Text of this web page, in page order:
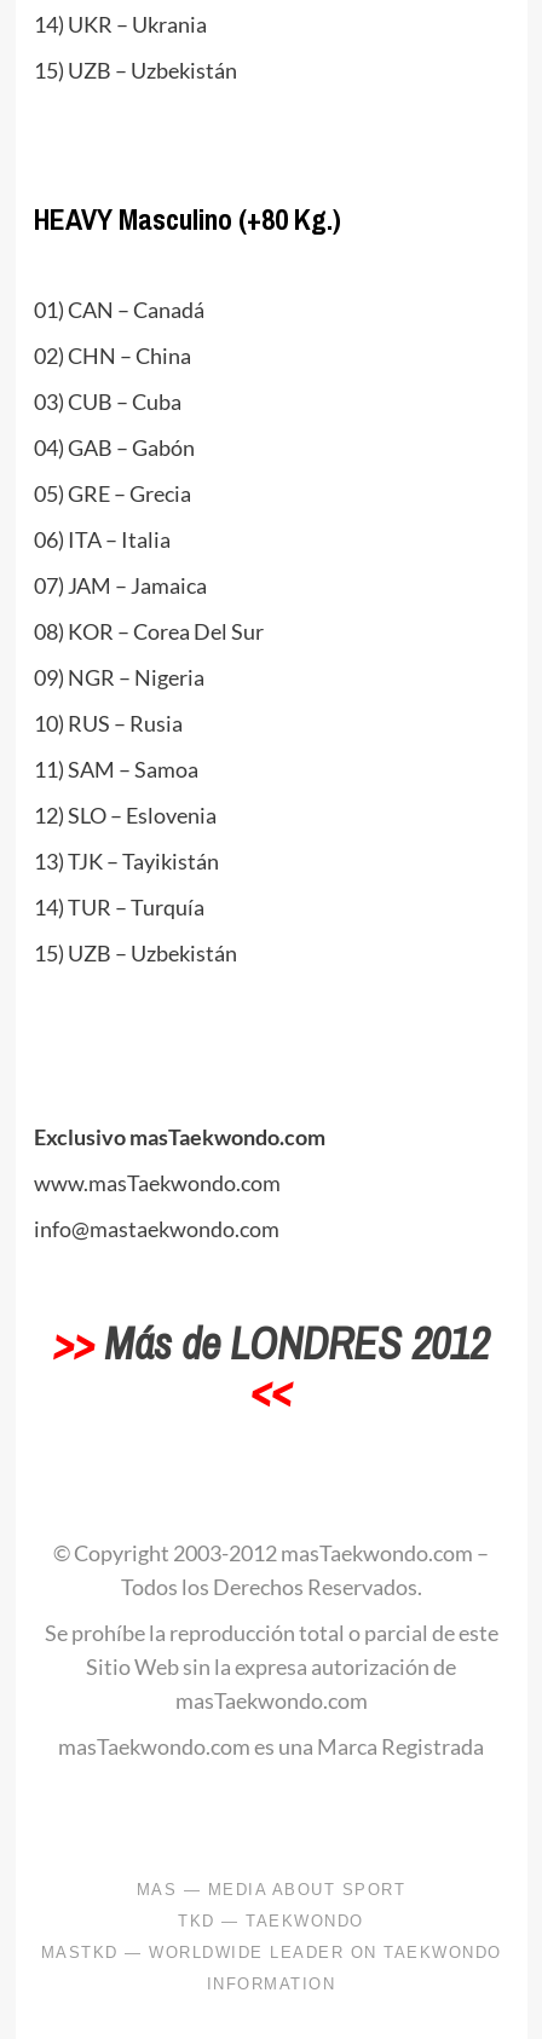
14) UKR – Ukrania
15) UZB – Uzbekistán
HEAVY Masculino (+80 Kg.)
01) CAN – Canadá
02) CHN – China
03) CUB – Cuba
04) GAB – Gabón
05) GRE – Grecia
06) ITA – Italia
07) JAM – Jamaica
08) KOR – Corea Del Sur
09) NGR – Nigeria
10) RUS – Rusia
11) SAM – Samoa
12) SLO – Eslovenia
13) TJK – Tayikistán
14) TUR – Turquía
15) UZB – Uzbekistán
Exclusivo masTaekwondo.com
www.masTaekwondo.com
info@mastaekwondo.com
>>Más de LONDRES 2012
<<
© Copyright 2003-2012 masTaekwondo.com –
Todos los Derechos Reservados.
Se prohíbe la reproducción total o parcial de este
Sitio Web sin la expresa autorización de
masTaekwondo.com
masTaekwondo.com es una Marca Registrada